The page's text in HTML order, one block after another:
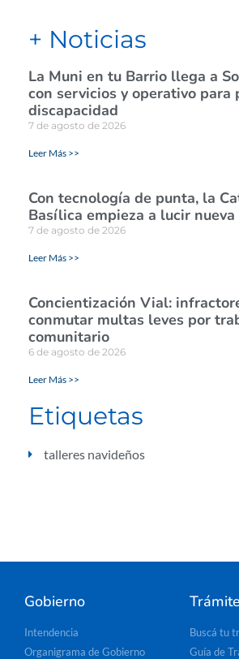
+ Noticias
La Muni en tu Barrio llega a
con servicios y operativo para
discapacidad
7 de agosto de 2026
Leer Más >>
Con tecnología de punta, la
Basílica empieza a lucir
7 de agosto de 2026
Leer Más >>
Concientización Vial:
conmutar multas leves por
comunitario
6 de agosto de 2026
Leer Más >>
Etiquetas
talleres navideños
Gobierno
Intendencia
Organigrama de Gobierno
Buscá tu
Guía de